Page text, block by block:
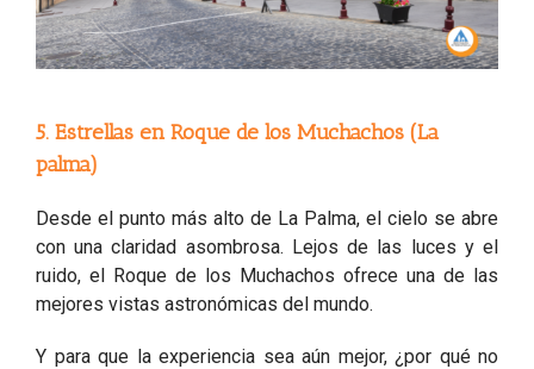
5. Estrellas en Roque de los Muchachos (La
palma)
Desde el punto más alto de La Palma, el cielo se abre
con una claridad asombrosa. Lejos de las luces y el
ruido, el Roque de los Muchachos ofrece una de las
mejores vistas astronómicas del mundo.
Y para que la experiencia sea aún mejor, ¿por qué no